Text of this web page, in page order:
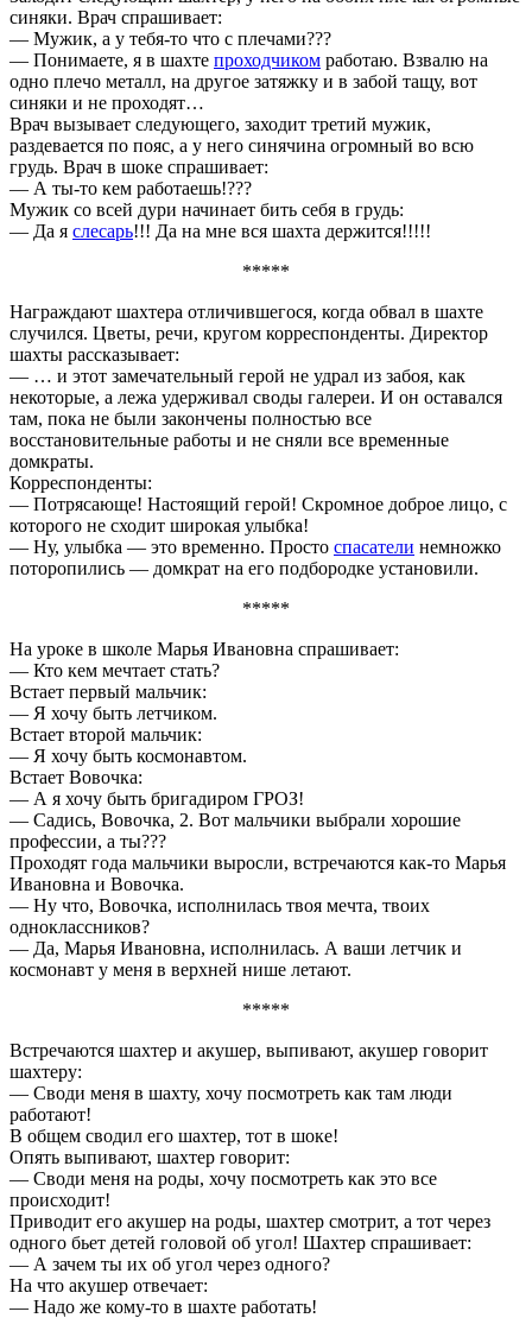
синяки. Врач спрашивает:
— Мужик, а у тебя-то что с плечами???
— Понимаете, я в шахте проходчиком работаю. Взвалю на
одно плечо металл, на другое затяжку и в забой тащу, вот
синяки и не проходят…
Врач вызывает следующего, заходит третий мужик,
раздевается по пояс, а у него синячина огромный во всю
грудь. Врач в шоке спрашивает:
— А ты-то кем работаешь!???
Мужик со всей дури начинает бить себя в грудь:
— Да я слесарь!!! Да на мне вся шахта держится!!!!!
*****
Награждают шахтера отличившегося, когда обвал в шахте
случился. Цветы, речи, кругом корреспонденты. Директор
шахты рассказывает:
— … и этот замечательный герой не удрал из забоя, как
некоторые, а лежа удерживал своды галереи. И он оставался
там, пока не были закончены полностью все
восстановительные работы и не сняли все временные
домкраты.
Корреспонденты:
— Потрясающе! Настоящий герой! Скромное доброе лицо, с
которого не сходит широкая улыбка!
— Ну, улыбка — это временно. Просто спасатели немножко
поторопились — домкрат на его подбородке установили.
*****
На уроке в школе Марья Ивановна спрашивает:
— Кто кем мечтает стать?
Встает первый мальчик:
— Я хочу быть летчиком.
Встает второй мальчик:
— Я хочу быть космонавтом.
Встает Вовочка:
— А я хочу быть бригадиром ГРОЗ!
— Садись, Вовочка, 2. Вот мальчики выбрали хорошие
профессии, а ты???
Проходят года мальчики выросли, встречаются как-то Марья
Ивановна и Вовочка.
— Ну что, Вовочка, исполнилась твоя мечта, твоих
одноклассников?
— Да, Марья Ивановна, исполнилась. А ваши летчик и
космонавт у меня в верхней нише летают.
*****
Встречаются шахтер и акушер, выпивают, акушер говорит
шахтеру:
— Своди меня в шахту, хочу посмотреть как там люди
работают!
В общем сводил его шахтер, тот в шоке!
Опять выпивают, шахтер говорит:
— Своди меня на роды, хочу посмотреть как это все
происходит!
Приводит его акушер на роды, шахтер смотрит, а тот через
одного бьет детей головой об угол! Шахтер спрашивает:
— А зачем ты их об угол через одного?
На что акушер отвечает:
— Надо же кому-то в шахте работать!